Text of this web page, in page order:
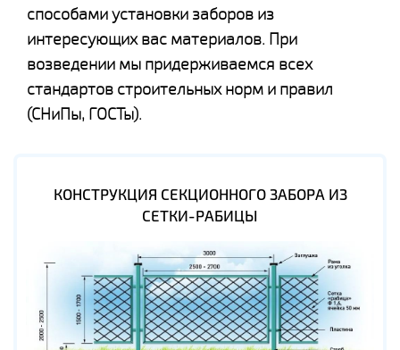
способами установки заборов из
интересующих вас материалов. При
возведении мы придерживаемся всех
стандартов строительных норм и правил
(СНиПы, ГОСТы).
КОНСТРУКЦИЯ СЕКЦИОННОГО ЗАБОРА ИЗ
СЕТКИ-РАБИЦЫ